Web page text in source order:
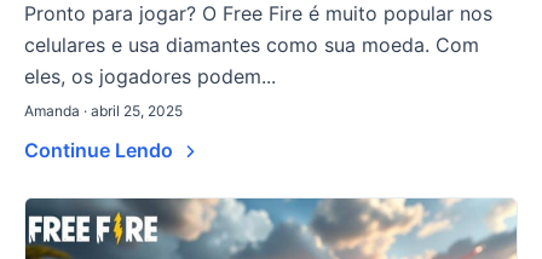
Pronto para jogar? O Free Fire é muito popular nos
celulares e usa diamantes como sua moeda. Com
eles, os jogadores podem...
Amanda · abril 25, 2025
Continue Lendo